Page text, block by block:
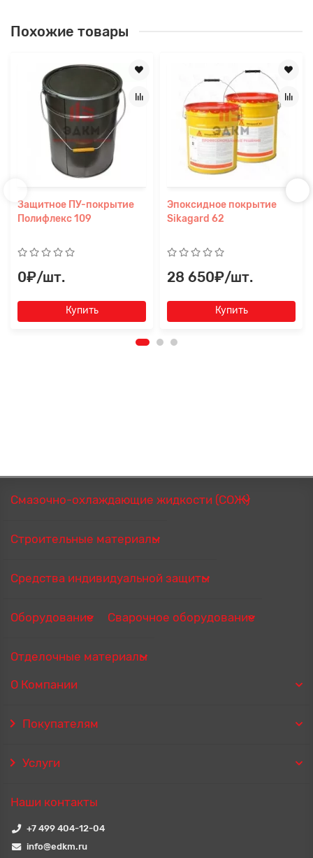
Похожие товары
Защитное ПУ-покрытие
Полифлекс 109
0₽/шт.
Купить
Эпоксидное покрытие
Sikagard 62
28 650₽/шт.
Купить
Смазочно-охлаждающие жидкости (СОЖ)
Строительные материалы
Средства индивидуальной защиты
Оборудование Сварочное оборудование
Отделочные материалы
О Компании
Покупателям
Услуги
Наши контакты
+7 499 404-12-04
info@edkm.ru